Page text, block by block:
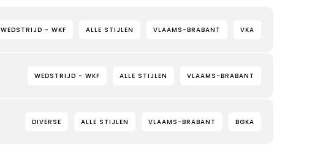
WEDSTRIJD - WKF ALLE STIJLEN VLAAMS-BRABANT VKA
WEDSTRIJD - WKF ALLE STIJLEN VLAAMS-BRABANT
DIVERSE ALLE STIJLEN VLAAMS-BRABANT BGKA